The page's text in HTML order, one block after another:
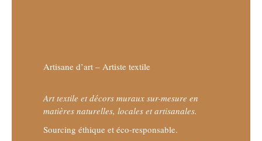
Artisane d’art – Artiste textile
Art textile et décors muraux sur-mesure en
matières naturelles, locales et artisanales.
Sourcing éthique et éco-responsable.